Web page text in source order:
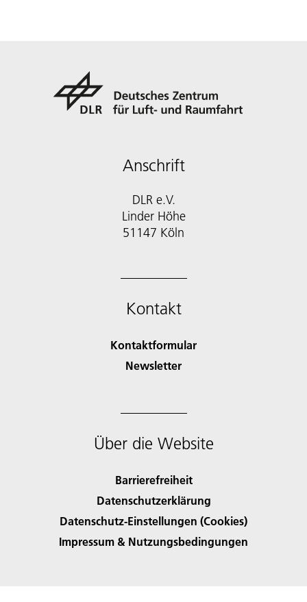
Anschrift
DLR e.V.
Linder Höhe
51147 Köln
Kontakt
Kontaktformular
Newsletter
Über die Website
Barrierefreiheit
Datenschutzerklärung
Datenschutz-Einstellungen (Cookies)
Impressum & Nutzungsbedingungen